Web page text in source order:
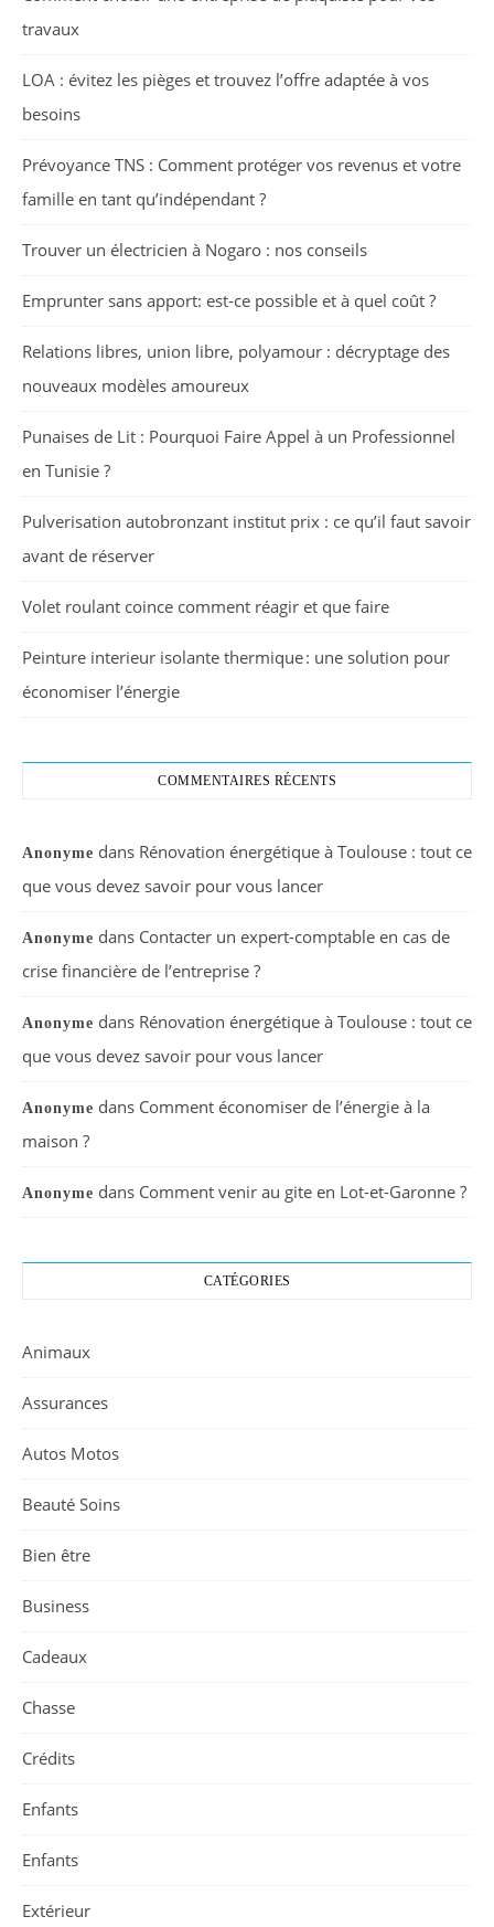
travaux
LOA : évitez les pièges et trouvez l’offre adaptée à vos
besoins
Prévoyance TNS : Comment protéger vos revenus et votre
famille en tant qu’indépendant ?
Trouver un électricien à Nogaro : nos conseils
Emprunter sans apport: est-ce possible et à quel coût ?
Relations libres, union libre, polyamour : décryptage des
nouveaux modèles amoureux
Punaises de Lit : Pourquoi Faire Appel à un Professionnel
en Tunisie ?
Pulverisation autobronzant institut prix : ce qu’il faut savoir
avant de réserver
Volet roulant coince comment réagir et que faire
Peinture interieur isolante thermique : une solution pour
économiser l’énergie
COMMENTAIRES RÉCENTS
Anonyme dans Rénovation énergétique à Toulouse : tout ce
que vous devez savoir pour vous lancer
Anonyme dans Contacter un expert-comptable en cas de
crise financière de l’entreprise ?
Anonyme dans Rénovation énergétique à Toulouse : tout ce
que vous devez savoir pour vous lancer
Anonyme dans Comment économiser de l’énergie à la
maison ?
Anonyme dans Comment venir au gite en Lot-et-Garonne ?
CATÉGORIES
Animaux
Assurances
Autos Motos
Beauté Soins
Bien être
Business
Cadeaux
Chasse
Crédits
Enfants
Enfants
Extérieur